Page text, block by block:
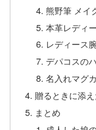
熊野筆 メイ
本革レディ
レディース
デパコスの
名入れマグ
贈るときに添
まとめ